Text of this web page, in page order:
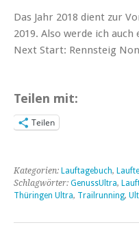
Das Jahr 2018 dient zur
2019. Also werde ich
Next Start: Rennsteig
Teilen mit:
Teilen
Kategorien: Lauftagebuch,
Schlagwörter: GenussUltra,
Thüringen Ultra, Trailrunning,